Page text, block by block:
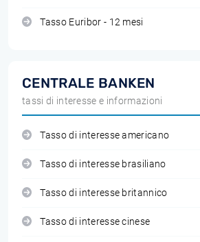
Tasso Euribor - 12 mesi
CENTRALE BANKEN
tassi di interesse e informazioni
Tasso di interesse americano
Tasso di interesse brasiliano
Tasso di interesse britannico
Tasso di interesse cinese